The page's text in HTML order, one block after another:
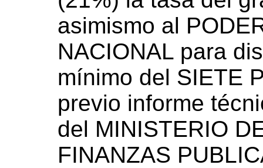
asimismo al
NACIONAL para
mínimo del SIETE
previo informe
del MINISTERIO
FINANZAS